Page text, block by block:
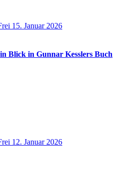
15. Januar 2026
Blick in Gunnar Kesslers Buch
12. Januar 2026